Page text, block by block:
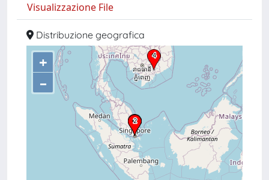
Visualizzazione File
Distribuzione geografica
+
–